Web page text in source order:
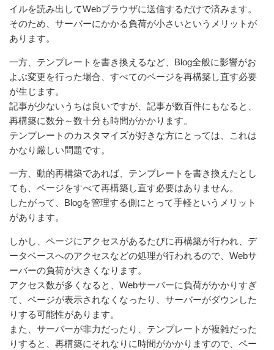
イルを読み出してWebブラウザに送信するだけで済みます。
そのため、サーバーにかかる負荷が小さいというメリットが
あります。
一方、テンプレートを書き換えるなど、Blog全般に影響がお
よぶ変更を行った場合、すべてのページを再構築し直す必要
が生じます。
記事が少ないうちは良いですが、記事が数百件にもなると、
再構築に数分～数十分も時間がかかります。
テンプレートのカスタマイズが好きな方にとっては、これは
かなり厳しい問題です。
一方、動的再構築であれば、テンプレートを書き換えたとし
ても、ページをすべて再構築し直す必要はありません。
したがって、Blogを管理する側にとって手軽というメリット
があります。
しかし、ページにアクセスがあるたびに再構築が行われ、デ
ータベースへのアクセスなどの処理が行われるので、Webサ
ーバーの負荷が大きくなります。
アクセス数が多くなると、Webサーバーに負荷がかかりすぎ
て、ページが表示されなくなったり、サーバーがダウンした
りする可能性があります。
また、サーバーが非力だったり、テンプレートが複雑だった
りすると、再構築にそれなりに時間がかかりますので、ペー